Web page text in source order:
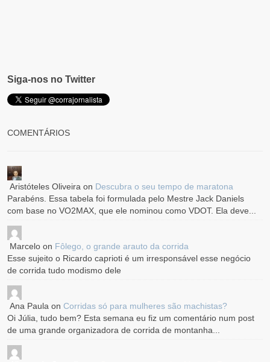
Siga-nos no Twitter
COMENTÁRIOS
Aristóteles Oliveira on Descubra o seu tempo de maratona
Parabéns. Essa tabela foi formulada pelo Mestre Jack Daniels
com base no VO2MAX, que ele nominou como VDOT. Ela deve...
Marcelo on Fôlego, o grande arauto da corrida
Esse sujeito o Ricardo caprioti é um irresponsável esse negócio
de corrida tudo modismo dele
Ana Paula onCorridas só para mulheres são machistas?
Oi Júlia, tudo bem? Esta semana eu fiz um comentário num post
de uma grande organizadora de corrida de montanha...